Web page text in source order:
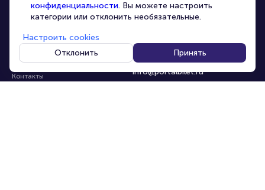
VIP-билеты
Персональные данные
О компании
Контакты
8-800-500-42-62
8-499-226-15-14
info@portalbilet.ru
С 10:00 до 21:00,
конфиденциальности. Вы можете настроить
категории или отклонить необязательные.
Настроить cookies
Отклонить
Принять